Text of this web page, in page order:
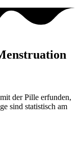
der Pille erfunden,
sind statistisch am